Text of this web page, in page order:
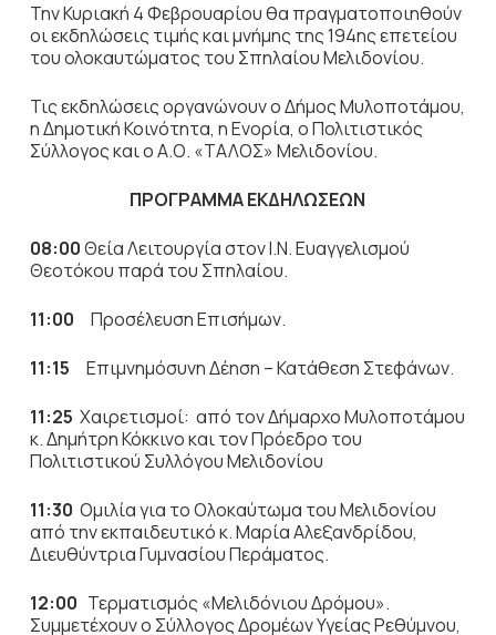
Την Κυριακή 4 Φεβρουαρίου θα πραγματοποιηθούν
οι εκδηλώσεις τιμής και μνήμης της 194ης επετείου
του ολοκαυτώματος του Σπηλαίου Μελιδονίου.
Τις εκδηλώσεις οργανώνουν ο Δήμος Μυλοποτάμου,
η Δημοτική Κοινότητα, η Ενορία, ο Πολιτιστικός
Σύλλογος και ο Α.Ο. «ΤΑΛΟΣ» Μελιδονίου.
ΠΡΟΓΡΑΜΜΑ ΕΚΔΗΛΩΣΕΩΝ
08:00Θεία Λειτουργία στον Ι.Ν. Ευαγγελισμού
Θεοτόκου παρά του Σπηλαίου.
11:00 Προσέλευση Επισήμων.
11:15 Επιμνημόσυνη Δέηση – Κατάθεση Στεφάνων.
11:25 Χαιρετισμοί: από τον Δήμαρχο Μυλοποτάμου
κ. Δημήτρη Κόκκινο και τον Πρόεδρο του
Πολιτιστικού Συλλόγου Μελιδονίου
11:30 Ομιλία για το Ολοκαύτωμα του Μελιδονίου
από την εκπαιδευτικό κ. Μαρία Αλεξανδρίδου,
Διευθύντρια Γυμνασίου Περάματος.
12:00 Τερματισμός «Μελιδόνιου Δρόμου».
Συμμετέχουν ο Σύλλογος Δρομέων Υγείας Ρεθύμνου,